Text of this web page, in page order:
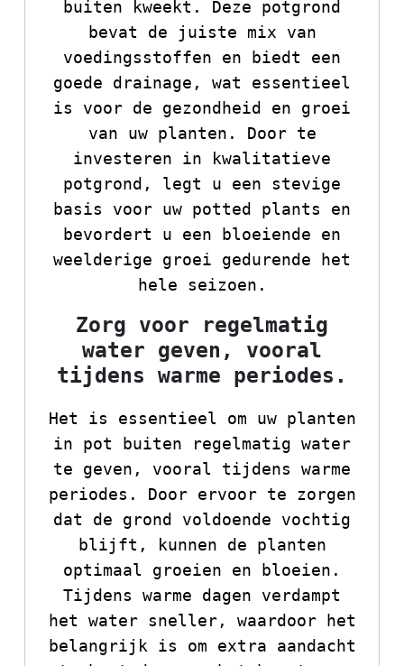
buiten kweekt. Deze potgrond
bevat de juiste mix van
voedingsstoffen en biedt een
goede drainage, wat essentieel
is voor de gezondheid en groei
van uw planten. Door te
investeren in kwalitatieve
potgrond, legt u een stevige
basis voor uw potted plants en
bevordert u een bloeiende en
weelderige groei gedurende het
hele seizoen.
Zorg voor regelmatig
water geven, vooral
tijdens warme periodes.
Het is essentieel om uw planten
in pot buiten regelmatig water
te geven, vooral tijdens warme
periodes. Door ervoor te zorgen
dat de grond voldoende vochtig
blijft, kunnen de planten
optimaal groeien en bloeien.
Tijdens warme dagen verdampt
het water sneller, waardoor het
belangrijk is om extra aandacht